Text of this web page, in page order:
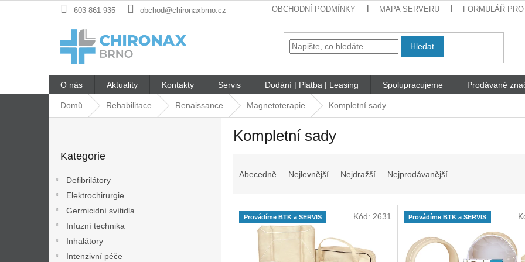
na
603 861 935 obchod@chironaxbrno.cz OBCHODNÍ PODMÍNKY MAPA SERVERU FORMULÁŘ
Hledat
O nás Aktuality Kontakty Servis Dodání | Platba | Leasing Spolupracujeme Prodávané
Domů Rehabilitace Renaissance Magnetoterapie Kompletní sady
kategorie
Kategorie
Defibrilátory
Elektrochirurgie
Germicidní svítidla
Infuzní technika
Inhalátory
Intenzivní péče
Kompletní sady
Abecedně Nejlevnější Nejdražší Nejprodávanější
V Provádíme BTK a SERVIS Kód: 2631 Provádíme BTK a SERVIS